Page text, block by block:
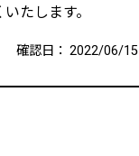
たします。
確認日： 2022/06/15